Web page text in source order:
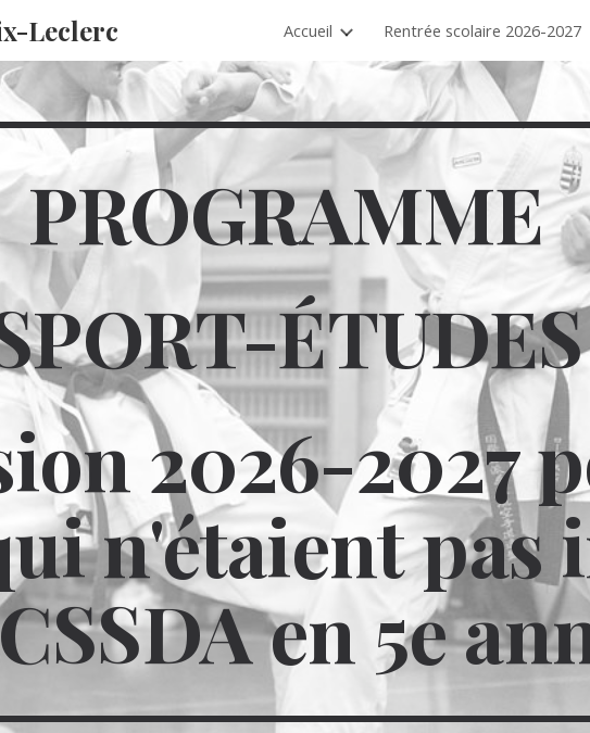
Skip to main content Skip to navigation
Leclerc Accueil Rentrée scolaire 2026-2027
PROGRAMME
ÉTUDES
2026-2027
n'étaient pas
en 5e